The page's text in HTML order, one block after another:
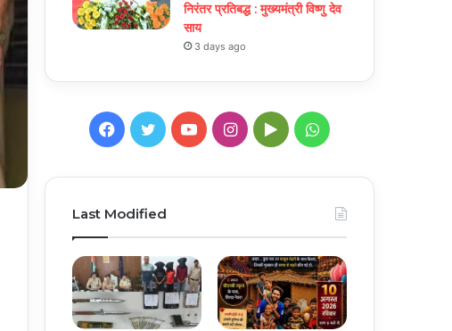
निरंतर प्रतिबद्ध : मुख्यमंत्री विष्णु देव
साय
3 days ago
Facebook
TwitterYouTubeInstagram
GoogleWhatsApp
Last Modified